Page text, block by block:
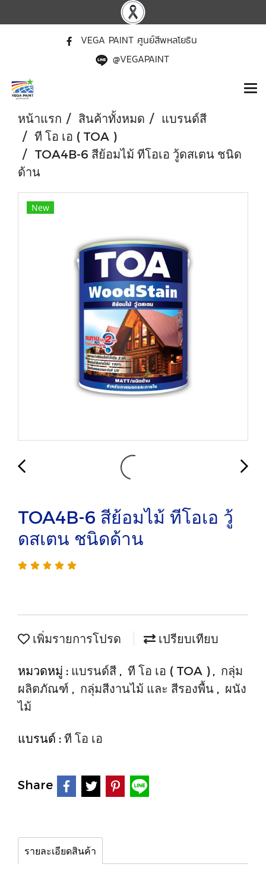
VEGA PAINT ศูนย์สีพหลโยธิน
@VEGAPAINT
หน้าแรก สินค้าทั้งหมด
แบรนด์สี
ที โอ เอ ( TOA )
TOA4B-6 สีย้อมไม้ ทีโอเอ วู้ดสเตน ชนิด
ด้าน
New
TOA4B-6 สีย้อมไม้ ทีโอเอ วู้
ดสเตน ชนิดด้าน
เพิ่มรายการโปรด เปรียบเทียบ
หมวดหมู่ : แบรนด์สี , ที โอ เอ ( TOA ) , กลุ่ม
ผลิตภัณฑ์ , กลุ่มสีงานไม้ และ สีรองพื้น , ผนัง
ไม้
แบรนด์ : ที โอ เอ
Share
รายละเอียดสินค้า